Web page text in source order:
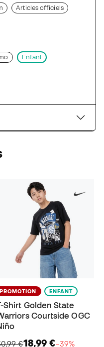
Articles officiels
Enfant
PROMOTION ENFANT
Shirt Golden State
Courtside OGC
€18,99 €−39%